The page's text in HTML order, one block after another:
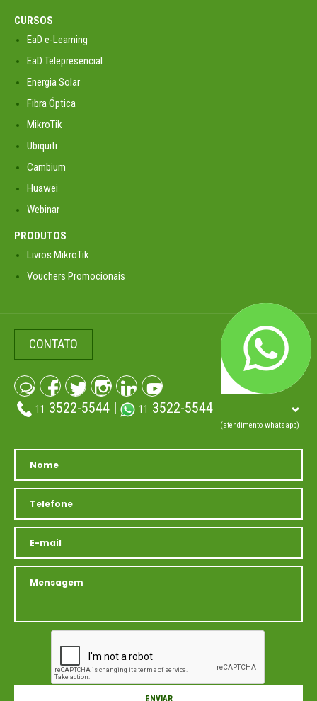
CURSOS
EaD e-Learning
EaD Telepresencial
Energia Solar
Fibra Óptica
MikroTik
Ubiquiti
Cambium
Huawei
Webinar
PRODUTOS
Livros MikroTik
Vouchers Promocionais
CONTATO
11 3522-5544 | 11 3522-5544
(atendimento whatsapp)